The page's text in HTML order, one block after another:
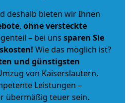
deshalb bieten wir Ihnen
, ohne versteckte
– bei uns sparen Sie
Wie das möglich ist?
und günstigsten
von Kaiserslautern.
Leistungen –
übermäßig teuer sein.